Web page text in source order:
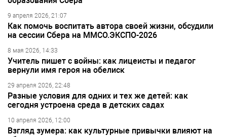
9 апреля 2026, 21:07
Как помочь воспитать автора своей жизни, обсудили
на сессии Сбера на ММСО.ЭКСПО-2026
8 мая 2026, 14:33
Учитель пишет с войны: как лицеисты и педагог
вернули имя героя на обелиск
29 апреля 2026, 22:48
Разные условия для одних и тех же детей: как
сегодня устроена среда в детских садах
10 апреля 2026, 12:00
Взгляд зумера: как культурные привычки влияют на